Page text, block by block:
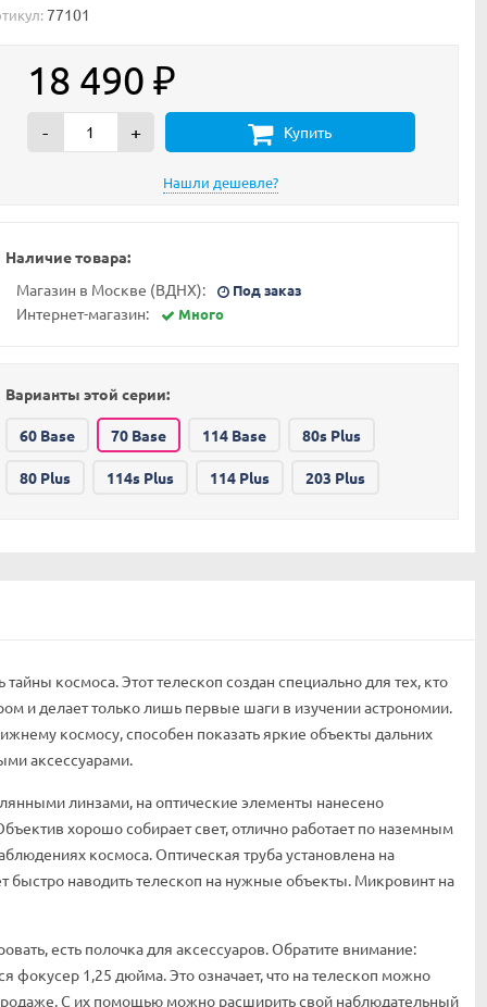
77101
18 490 ₽
- + Купить
Наличие товара:
Магазин в Москве (ВДНХ):
Под заказ
Интернет-магазин: Много
Варианты этой серии:
60 Base 70 Base 114 Base 80s Plus
80 Plus 114s Plus 114 Plus 203 Plus
космоса. Этот телескоп создан специально для тех, кто
и делает только лишь первые шаги в изучении астрономии.
космосу, способен показать яркие объекты дальних
аксессуарами.
линзами, на оптические элементы нанесено
хорошо собирает свет, отлично работает по наземным
космоса. Оптическая труба установлена на
быстро наводить телескоп на нужные объекты. Микровинт на
есть полочка для аксессуаров. Обратите внимание:
фокусер 1,25 дюйма. Это означает, что на телескоп можно
С их помощью можно расширить свой наблюдательный